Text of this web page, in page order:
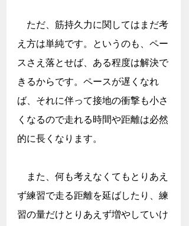
ただ、筋持久力に関してはまだ考
え方は単純です。というのも、ペー
スさえ落とせば、ある程度は解決で
きるからです。ペースが遅くなれ
ば、それに伴って接地の衝撃も小さ
くなるので走れる時間や距離は必然
的に長くなります。
また、何も考えなくてもとりあえ
ず練習で走る距離を延ばしたり、練
習の量だけとりあえず増やしていけ